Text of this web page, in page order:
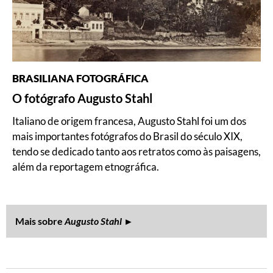
BRASILIANA FOTOGRÁFICA
O fotógrafo Augusto Stahl
Italiano de origem francesa, Augusto Stahl foi um dos
mais importantes fotógrafos do Brasil do século XIX,
tendo se dedicado tanto aos retratos como às paisagens,
além da reportagem etnográfica.
Mais sobre Augusto Stahl ►